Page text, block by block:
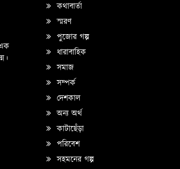
কথাবার্তা
স্মরণ
পুজোর গল্প
ধারাবাহিক
সমাজ
সম্পর্ক
দেশকাল
অন্য অর্থ
কাটাছেঁড়া
পরিবেশ
সহমনের গল্প